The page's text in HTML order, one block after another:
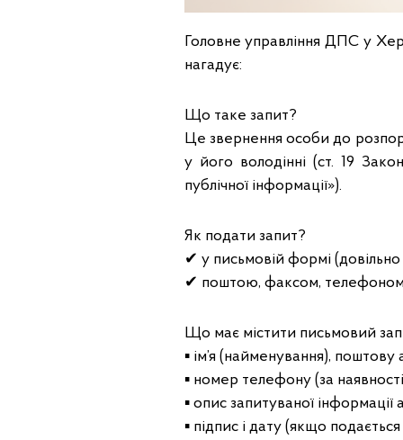
Головне управління ДПС у
нагадує:
Що таке запит?
Це звернення особи до
у його володінні (ст. 19
публічної інформації»).
Як подати запит?
✔ у письмовій формі
✔ поштою, факсом,
Що має містити письмовий
▪️ ім’я (найменування),
▪️ номер телефону (за
▪️ опис запитуваної
▪️ підпис і дату (якщо